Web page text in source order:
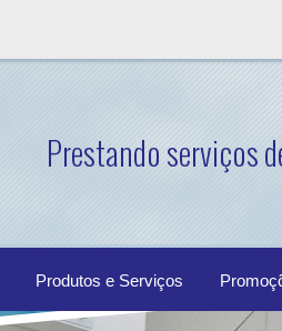
Prestando serviços
Produtos e Serviços